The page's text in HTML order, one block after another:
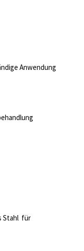
Anwendung
Stahl für